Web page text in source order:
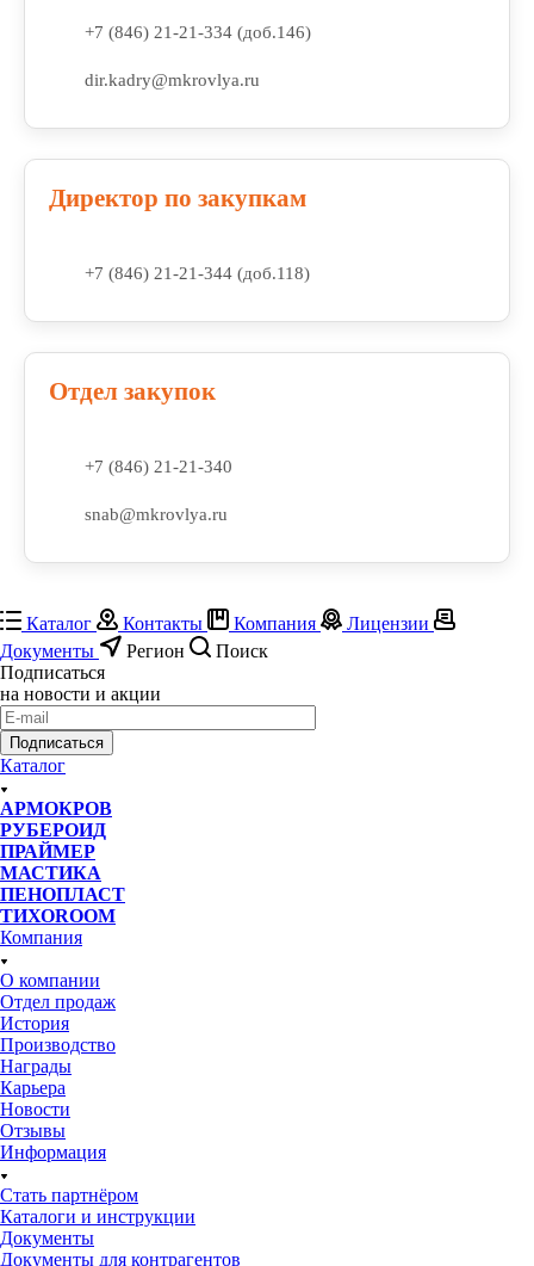
+7 (846) 21-21-334 (доб.146)
dir.kadry@mkrovlya.ru
Директор по закупкам
+7 (846) 21-21-344 (доб.118)
Отдел закупок
+7 (846) 21-21-340
snab@mkrovlya.ru
Каталог Контакты Компания
Лицензии
Документы
Регион
Поиск
Подписаться
на новости и акции
Подписаться
Каталог
АРМОКРОВ
РУБЕРОИД
ПРАЙМЕР
МАСТИКА
ПЕНОПЛАСТ
ТИХОROOM
Компания
О компании
Отдел продаж
История
Производство
Награды
Карьера
Новости
Отзывы
Информация
Стать партнёром
Каталоги и инструкции
Документы
Документы для контрагентов